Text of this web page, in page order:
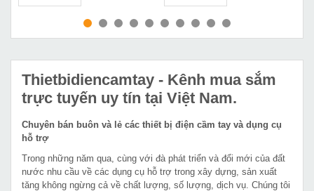
MUA NGAY MUA NGAY
Thietbidiencamtay - Kênh mua sắm
trực tuyến uy tín tại Việt Nam.
Chuyên bán buôn và lẻ các thiết bị điện cầm tay và dụng cụ
hỗ trợ
Trong những năm qua, cùng với đà phát triển và đổi mới của đất
nước nhu cầu về các dụng cụ hỗ trợ trong xây dựng, sản xuất
tăng không ngừng cả về chất lượng, số lượng, dịch vụ. Chúng tôi